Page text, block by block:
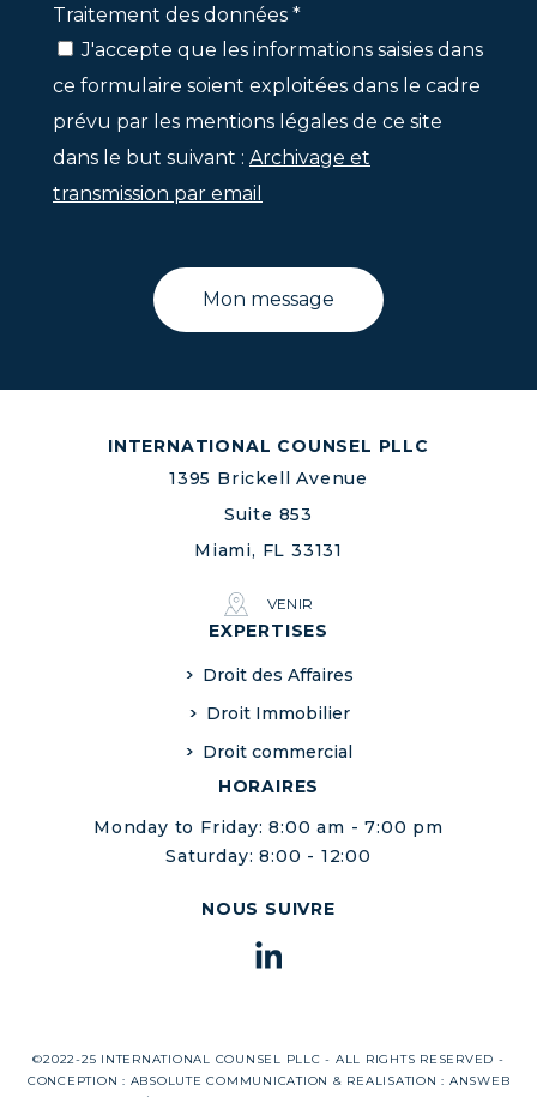
Traitement des données *
J'accepte que les informations saisies dans
ce formulaire soient exploitées dans le cadre
prévu par les mentions légales de ce site
dans le but suivant : Archivage et
transmission par email
INTERNATIONAL COUNSEL PLLC
1395 Brickell Avenue
Suite 853
Miami, FL 33131
VENIR
EXPERTISES
Droit des Affaires
Droit Immobilier
Droit commercial
HORAIRES
Monday to Friday: 8:00 am - 7:00 pm
Saturday: 8:00 - 12:00
NOUS SUIVRE
©2022-25 INTERNATIONAL COUNSEL PLLC - ALL RIGHTS RESERVED -
CONCEPTION : ABSOLUTE COMMUNICATION & REALISATION : ANSWEB